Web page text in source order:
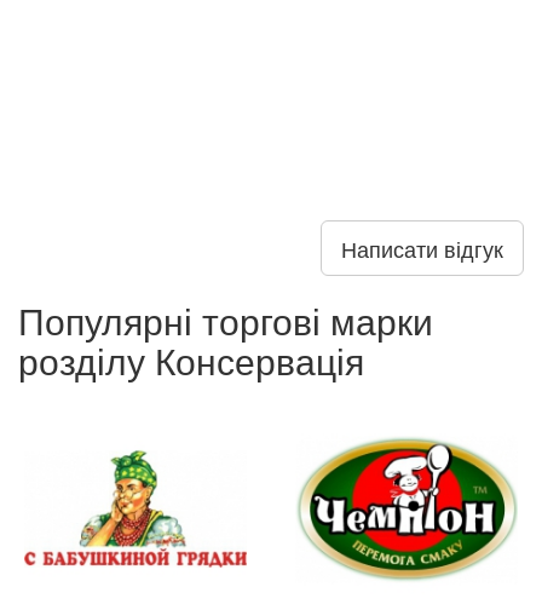
Написати відгук
Популярні торгові марки
розділу Консервація